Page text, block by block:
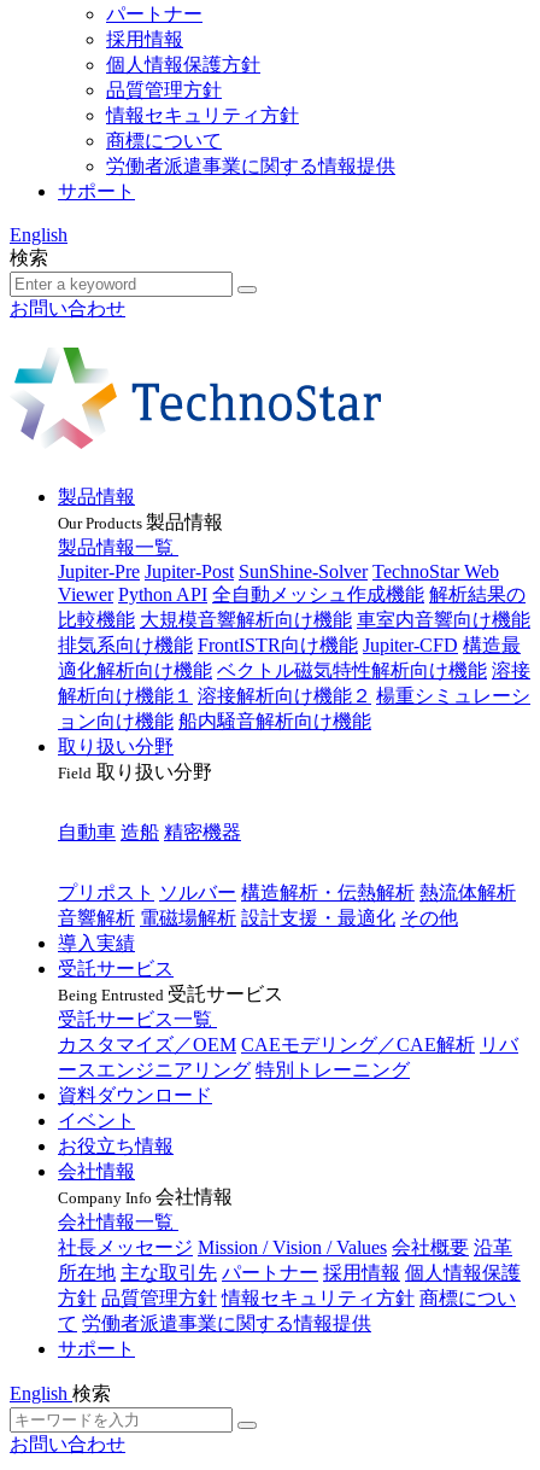
パートナー
採用情報
個人情報保護方針
品質管理方針
情報セキュリティ方針
商標について
労働者派遣事業に関する情報提供
サポート
English
検索
お問い合わせ
製品情報
Our Products 製品情報
製品情報一覧
Jupiter-Pre Jupiter-Post SunShine-Solver TechnoStar Web
Viewer Python API 全自動メッシュ作成機能 解析結果の
比較機能 大規模音響解析向け機能 車室内音響向け機能
排気系向け機能 FrontISTR向け機能 Jupiter-CFD 構造最
適化解析向け機能 ベクトル磁気特性解析向け機能 溶接
解析向け機能１
溶接解析向け機能２ 楊重シミュレーシ
ョン向け機能 船内騒音解析向け機能
取り扱い分野
Field 取り扱い分野
自動車 造船 精密機器
プリポスト ソルバー 構造解析・伝熱解析 熱流体解析
音響解析 電磁場解析 設計支援・最適化 その他
導入実績
受託サービス
Being Entrusted 受託サービス
受託サービス一覧
カスタマイズ／OEM CAEモデリング／CAE解析 リバ
ースエンジニアリング 特別トレーニング
資料ダウンロード
イベント
お役立ち情報
会社情報
Company Info 会社情報
会社情報一覧
社長メッセージ Mission / Vision / Values 会社概要 沿革
所在地 主な取引先 パートナー 採用情報 個人情報保護
方針 品質管理方針 情報セキュリティ方針 商標につい
て 労働者派遣事業に関する情報提供
サポート
English 検索
お問い合わせ